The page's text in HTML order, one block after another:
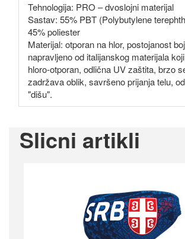
Tehnologija: PRO – dvoslojni materijal
Sastav: 55% PBT (Polybutylene
45% poliester
Materijal: otporan na hlor, postojanost
napravljeno od italijanskog materijala
hloro-otporan, odlična UV zaštita, brzo
zadržava oblik, savršeno prijanja telu,
"dišu".
Slicni artikli